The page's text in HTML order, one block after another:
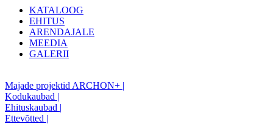
KATALOOG
EHITUS
ARENDAJALE
MEEDIA
GALERII
Majade projektid ARCHON+ |
Kodukaubad |
Ehituskaubad |
Ettevõtted |